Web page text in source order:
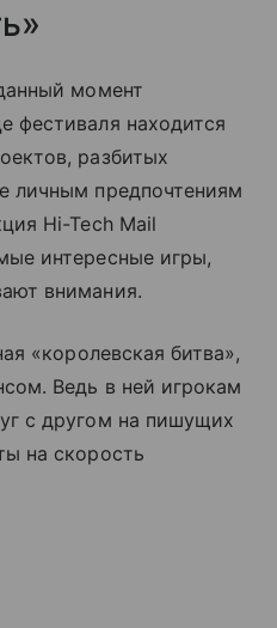
момент
фестиваля находится
разбитых
личным предпочтениям
Hi-Tech Mail
интересные игры,
внимания.
«королевская битва»,
Ведь в ней игрокам
с другом на пишущих
на скорость